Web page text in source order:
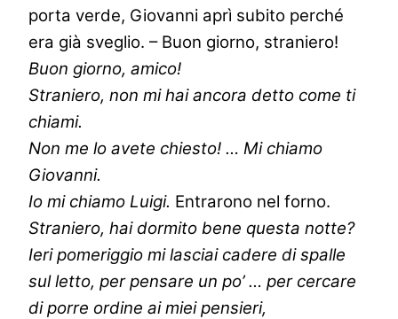
porta verde, Giovanni aprì subito perché
era già sveglio. – Buon giorno, straniero!
Buon giorno, amico!
Straniero, non mi hai ancora detto come ti
chiami.
Non me lo avete chiesto! … Mi chiamo
Giovanni.
Io mi chiamo Luigi. Entrarono nel forno.
Straniero, hai dormito bene questa notte?
Ieri pomeriggio mi lasciai cadere di spalle
sul letto, per pensare un po’ … per cercare
di porre ordine ai miei pensieri,